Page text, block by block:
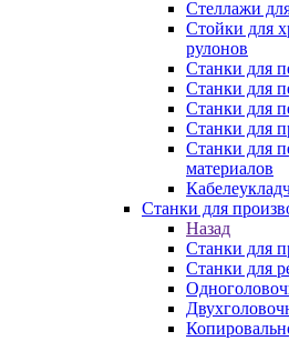
Стеллажи
Стойки для
рулонов
Станки для
Станки для
Станки для
Станки для
Станки для
материалов
Станки для
Назад
Станки для
Станки для